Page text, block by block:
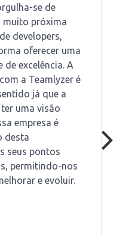
se de
muito próxima
developers,
oferecer uma
excelência. A
a Teamlyzer é
já que a
uma visão
empresa é
desta
seus pontos
permitindo-nos
e evoluir.